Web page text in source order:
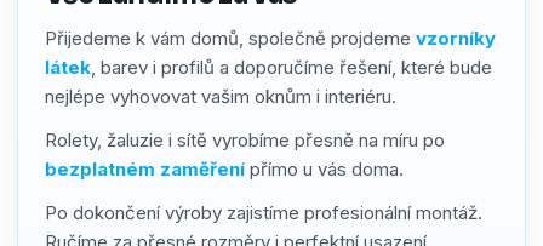
Přijedeme k vám domů, společně projdeme vzorníky
látek, barev i profilů a doporučíme řešení, které bude
nejlépe vyhovovat vašim oknům i interiéru.
Rolety, žaluzie i sítě vyrobíme přesně na míru po
bezplatném zaměření přímo u vás doma.
Po dokončení výroby zajistíme profesionální montáž.